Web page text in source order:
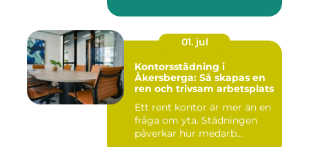
01. jul
Kontorsstädning i
Åkersberga: Så skapas en
ren och trivsam arbetsplats
Ett rent kontor är mer än en
fråga om yta. Städningen
påverkar hur medarb...